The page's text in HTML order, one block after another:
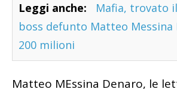
Leggi anche:
Mafia, trovato
boss defunto Matteo Messina
200 milioni
Matteo MEssina Denaro, le